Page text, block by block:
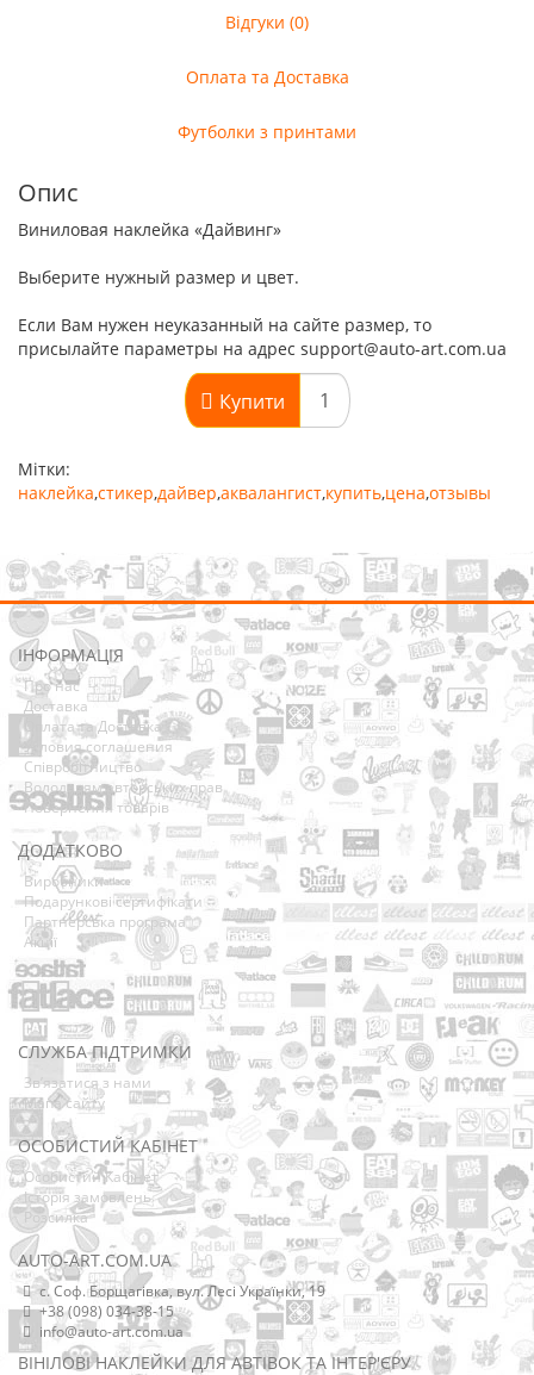
Відгуки (0)
Оплата та Доставка
Футболки з принтами
Опис
Виниловая наклейка «Дайвинг»
Выберите нужный размер и цвет.
Если Вам нужен неуказанный на сайте размер, то
присылайте параметры на адрес support@auto-art.com.ua
Купити
Мітки:
наклейка,стикер,дайвер,аквалангист,купить,цена,отзывы
ІНФОРМАЦІЯ
Про нас
Доставка
Оплата та Доставка
Условия соглашения
Співробітництво
Володарям авторських прав
Повернення товарів
ДОДАТКОВО
Виробники
Подарункові сертифікати
Партнерська програма
Акції
СЛУЖБА ПІДТРИМКИ
Зв’язатися з нами
Мапа сайту
ОСОБИСТИЙ КАБІНЕТ
Особистий Кабінет
Історія замовлень
Розсилка
AUTO-ART.COM.UA
с. Соф. Борщагівка, вул. Лесі Українки, 19
+38 (098) 034-38-15
info@auto-art.com.ua
ВІНІЛОВІ НАКЛЕЙКИ ДЛЯ АВТІВОК ТА ІНТЕР'ЄРУ